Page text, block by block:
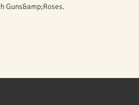
Guns&amp;Roses.